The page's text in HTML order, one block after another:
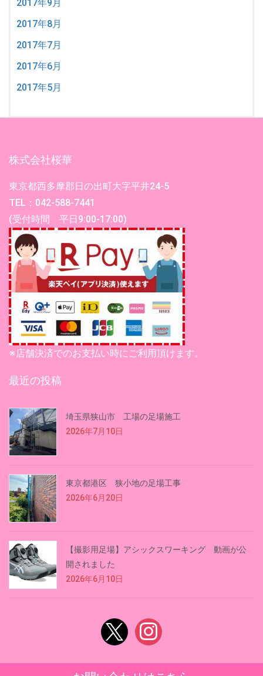
2017年9月
2017年8月
2017年7月
2017年6月
2017年5月
株式会社桜華
東京都西多摩郡日の出町大字平井24-5
TEL：042-588-7441
(受付時間 平日9:00-17:00)
※店舗決済でのお支払い時にご利用頂けます。
最近の投稿
埼玉県狭山市 工場の足場施工
2026年7月10日
東京都港区 狭小地の足場工事
2026年6月20日
【撮影用足場】アシックスワーキング 動画が公
開されました
2026年6月10日
x instagram